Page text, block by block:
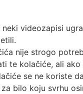
videozapisi
nije strogo
te kolačiće, ali
se ne koriste
bilo koju svrhu